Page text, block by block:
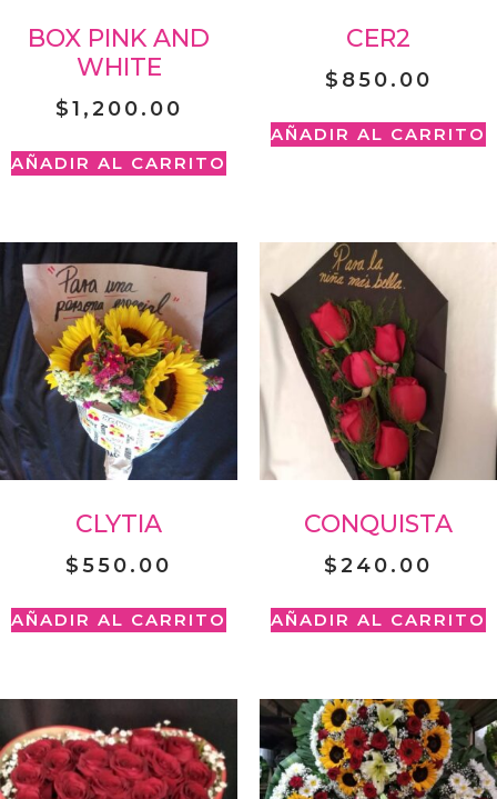
BOX PINK AND
WHITE
$1,200.00
AÑADIR AL CARRITO
CER2
$ 850.00
AÑADIR AL CARRITO
CLYTIA
$550.00
AÑADIR AL CARRITO
CONQUISTA
$ 240.00
AÑADIR AL CARRITO